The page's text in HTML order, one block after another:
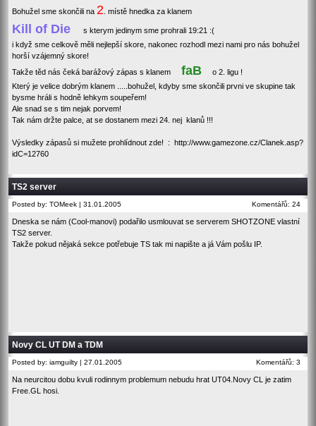
Bohužel sme skončili na 2 . místě hnedka za klanem
Kill of Die s kterym jedinym sme prohrali 19:21 :(
i když sme celkově měli nejlepší skore, nakonec rozhodl mezi nami pro nás bohužel
horší vzájemný skore!
Takže těd nás čeká barážový zápas s klanem faB o 2. ligu !
Který je velice dobrým klanem .....bohužel, kdyby sme skončili prvni ve skupine tak
bysme hráli s hodně lehkym soupeřem!
Ale snad se s tim nejak porvem!
Tak nám držte palce, at se dostanem mezi 24. nej klanů !!!
Výsledky zápasů si mužete prohlídnout zde! : http://www.gamezone.cz/Clanek.asp?
idC=12760
TS2 server
Posted by: TOMeek | 31.01.2005 Komentářů: 24
Dneska se nám (Cool-manovi) podařilo usmlouvat se serverem SHOTZONE vlastní
TS2 server.
Takže pokud nějaká sekce potřebuje TS tak mi napište a já Vám pošlu IP.
Novy CL UT DM a TDM
Posted by: iamguilty | 27.01.2005 Komentářů: 3
Na neurcitou dobu kvuli rodinnym problemum nebudu hrat UT04.Novy CL je zatim
Free.GL hosi.